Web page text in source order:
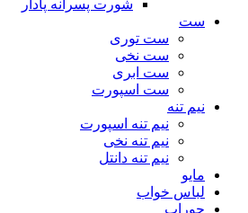
شورت پسرانه پادار
ست
ست توری
ست نخی
ست ابری
ست اسپورت
نیم تنه
نیم تنه اسپورت
نیم تنه نخی
نیم تنه دانتل
مایو
لباس خواب
جوراب